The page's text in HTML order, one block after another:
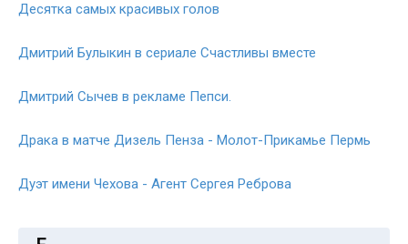
Десятка самых красивых голов
Дмитрий Булыкин в сериале Счастливы вместе
Дмитрий Сычев в рекламе Пепси.
Драка в матче Дизель Пенза - Молот-Прикамье Пермь
Дуэт имени Чехова - Агент Сергея Реброва